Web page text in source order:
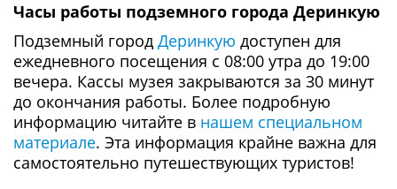
Часы работы подземного города Деринкую
Подземный город Деринкую доступен для
ежедневного посещения с 08:00 утра до 19:00
вечера. Кассы музея закрываются за 30 минут
до окончания работы. Более подробную
информацию читайте в нашем специальном
материале. Эта информация крайне важна для
самостоятельно путешествующих туристов!